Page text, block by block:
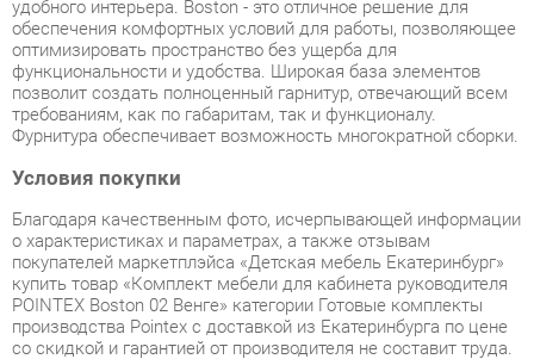
Фурнитура обеспечивает возможность многократной сборки.
Условия покупки
Благодаря качественным фото, исчерпывающей информации
о характеристиках и параметрах, а также отзывам
покупателей маркетплэйса «Детская мебель Екатеринбург»
POINTEX Boston 02 Венге» категории Готовые комплекты
со скидкой и гарантией от производителя не составит труда.
Мы отправляем заказы в доставку ежедневно. Товары из
ассортимента в наличии на складе в Екатеринбурге вы
получите не позднее48-ми часовс момента оформления
заказа. Дополнительно вы можете заказать подъём на этаж
и сборку мебельных изделий.